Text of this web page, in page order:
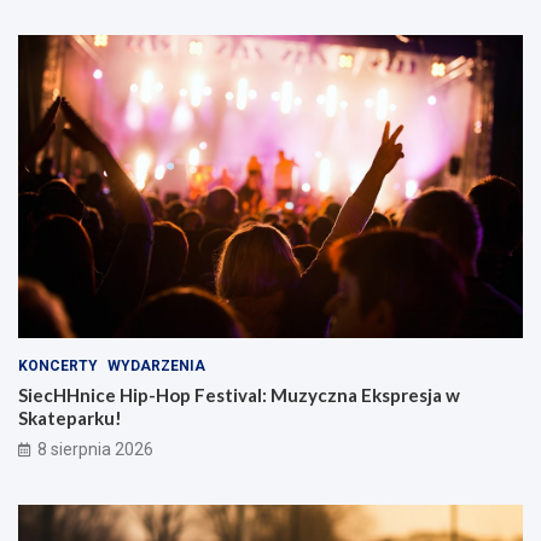
KONCERTY WYDARZENIA
SiecHHnice Hip-Hop Festival: Muzyczna Ekspresja w
Skateparku!
8 sierpnia 2026